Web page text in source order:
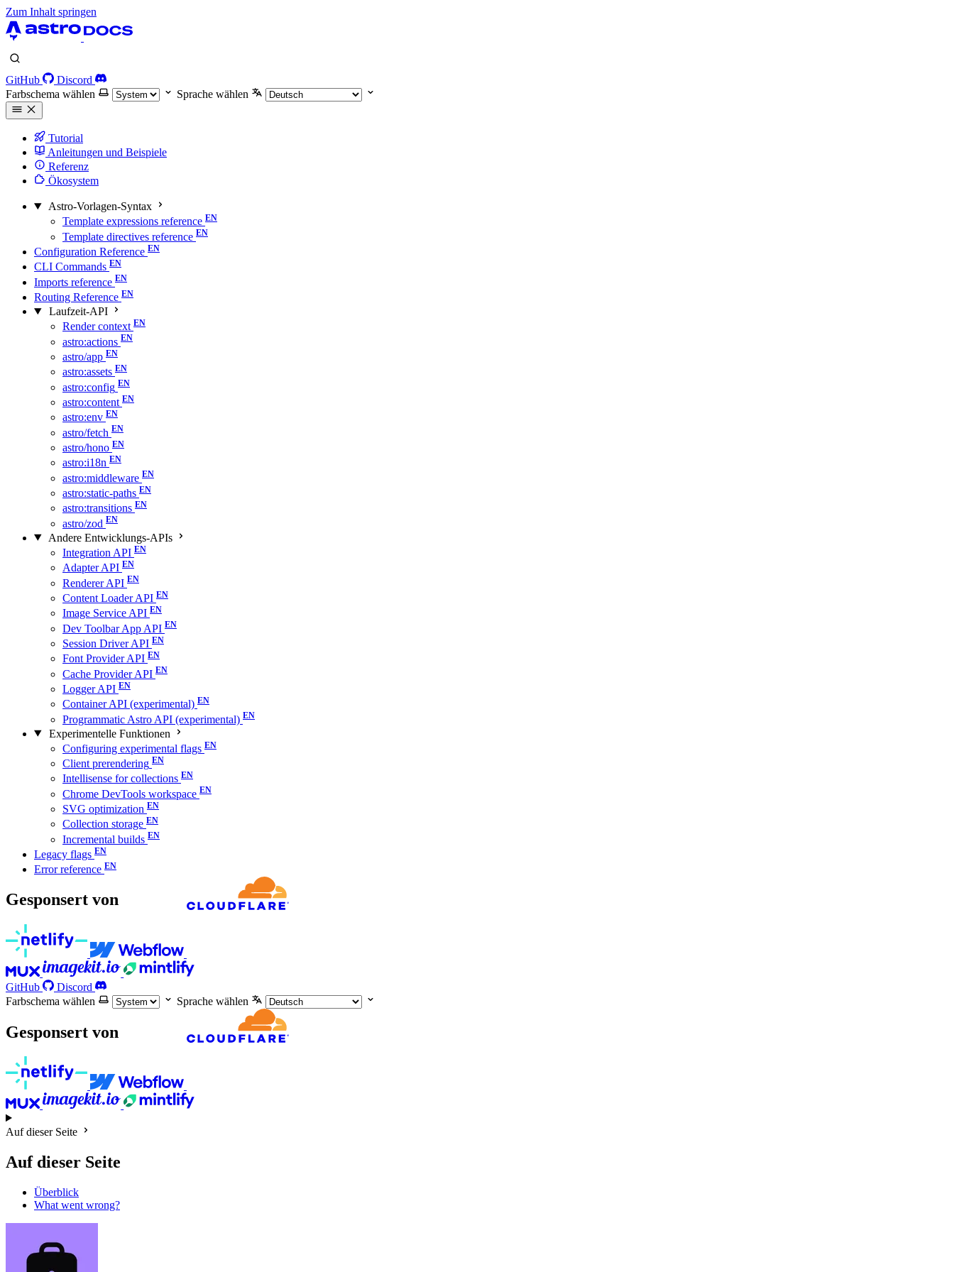
Zum Inhalt springen
GitHub
Discord
Farbschema wählen
Sprache wählen
Tutorial
Anleitungen und Beispiele
Referenz
Ökosystem
Astro-Vorlagen-Syntax
Template expressions reference
Template directives reference
Configuration Reference
CLI Commands
Imports reference
Routing Reference
Laufzeit-API
Render context
astro:actions
astro/app
astro:assets
astro:config
astro:content
astro:env
astro/fetch
astro/hono
astro:i18n
astro:middleware
astro:static-paths
astro:transitions
astro/zod
Andere Entwicklungs-APIs
Integration API
Adapter API
Renderer API
Content Loader API
Image Service API
Dev Toolbar App API
Session Driver API
Font Provider API
Cache Provider API
Logger API
Container API (experimental)
Programmatic Astro API (experimental)
Experimentelle Funktionen
Configuring experimental flags
Client prerendering
Intellisense for collections
Chrome DevTools workspace
SVG optimization
Collection storage
Incremental builds
Legacy flags
Error reference
Gesponsert von
GitHub
Discord
Farbschema wählen
Sprache wählen
Gesponsert von
Auf dieser Seite
Auf dieser Seite
Überblick
What went wrong?